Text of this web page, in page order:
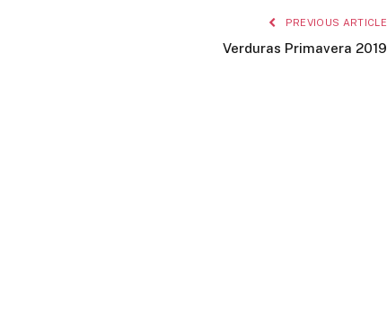
PREVIOUS ARTICLE
Verduras Primavera 2019